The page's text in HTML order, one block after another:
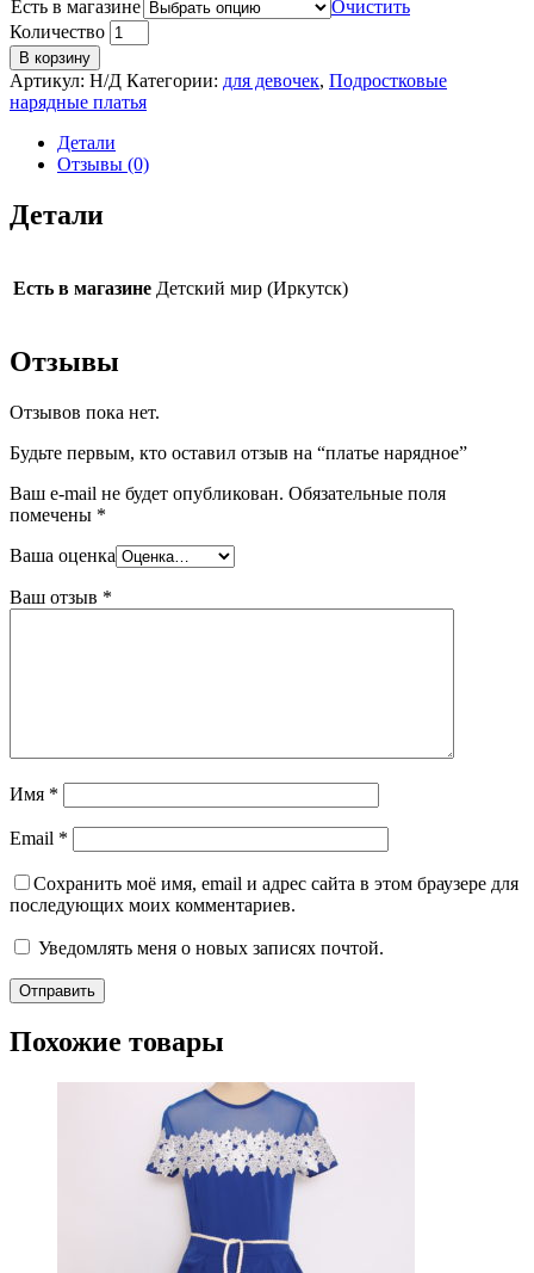
Есть в магазине
Очистить
Количество
В корзину
Артикул: Н/Д Категории: для девочек, Подростковые
нарядные платья
Детали
Отзывы (0)
Детали
Есть в магазине Детский мир (Иркутск)
Отзывы
Отзывов пока нет.
Будьте первым, кто оставил отзыв на “платье нарядное”
Ваш e-mail не будет опубликован. Обязательные поля
помечены *
Ваша оценка
Ваш отзыв *
Имя *
Email *
Сохранить моё имя, email и адрес сайта в этом браузере для
последующих моих комментариев.
Уведомлять меня о новых записях почтой.
Похожие товары